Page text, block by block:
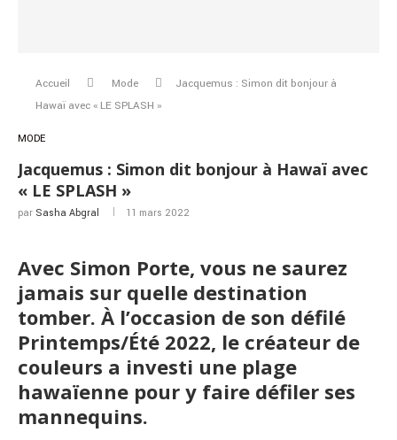
Accueil Mode
Jacquemus : Simon dit bonjour à
Hawaï avec « LE SPLASH »
MODE
Jacquemus : Simon dit bonjour à Hawaï avec
« LE SPLASH »
par Sasha Abgral 11 mars 2022
Avec Simon Porte, vous ne saurez
jamais sur quelle destination
tomber. À l’occasion de son défilé
Printemps/Été 2022, le créateur de
couleurs a investi une plage
hawaïenne pour y faire défiler ses
mannequins.